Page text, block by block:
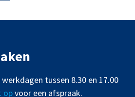
tussen 8.30 en 17.00
opvoor een afspraak.